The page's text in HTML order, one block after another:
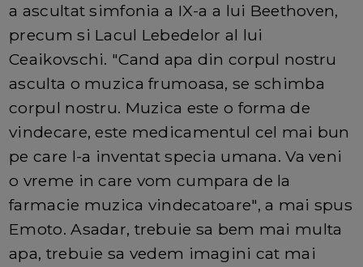
a ascultat simfonia a IX-a a lui Beethoven,
precum si Lacul Lebedelor al lui
Ceaikovschi. "Cand apa din corpul nostru
asculta o muzica frumoasa, se schimba
corpul nostru. Muzica este o forma de
vindecare, este medicamentul cel mai bun
pe care l-a inventat specia umana. Va veni
o vreme in care vom cumpara de la
farmacie muzica vindecatoare", a mai spus
Emoto. Asadar, trebuie sa bem mai multa
apa, trebuie sa vedem imagini cat mai